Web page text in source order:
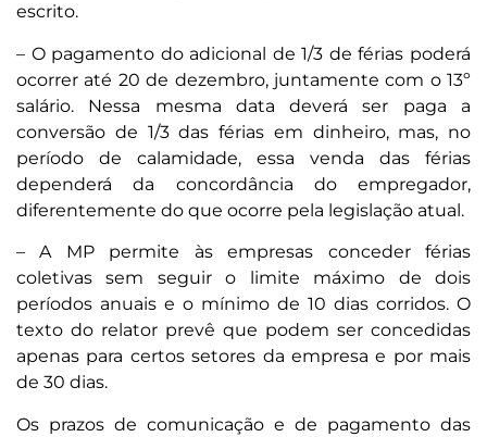
escrito.
– O pagamento do adicional de 1/3 de férias poderá
ocorrer até 20 de dezembro, juntamente com o 13º
salário. Nessa mesma data deverá ser paga a
conversão de 1/3 das férias em dinheiro, mas, no
período de calamidade, essa venda das férias
dependerá da concordância do empregador,
diferentemente do que ocorre pela legislação atual.
– A MP permite às empresas conceder férias
coletivas sem seguir o limite máximo de dois
períodos anuais e o mínimo de 10 dias corridos. O
texto do relator prevê que podem ser concedidas
apenas para certos setores da empresa e por mais
de 30 dias.
Os prazos de comunicação e de pagamento das